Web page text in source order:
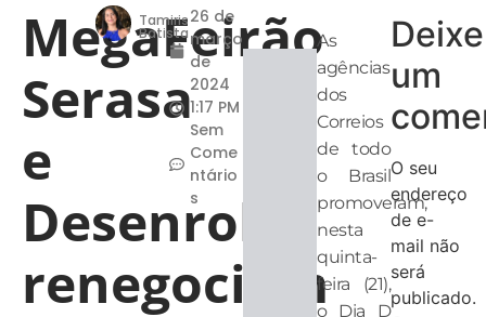
MegaFeirão
Serasa
e
Desenrola
renegociam
Tamiris
Batista
26 de
março
de
2024
1:17 PM
Sem
Come
ntário
s
As
agências
dos
Correios
de todo
o Brasil
promoveram,
nesta
quinta-
feira (21),
o Dia D
Deixe
um
O seu
endereço
de e-
mail não
será
publicado.